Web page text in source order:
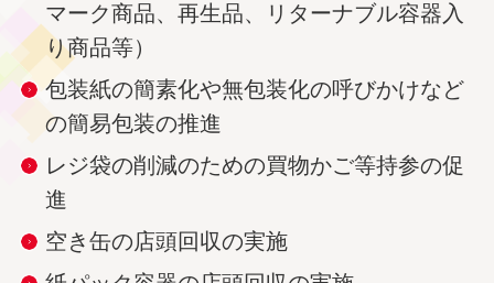
マーク商品、再生品、リターナブル容器入
り商品等）
包装紙の簡素化や無包装化の呼びかけなど
の簡易包装の推進
レジ袋の削減のための買物かご等持参の促
進
空き缶の店頭回収の実施